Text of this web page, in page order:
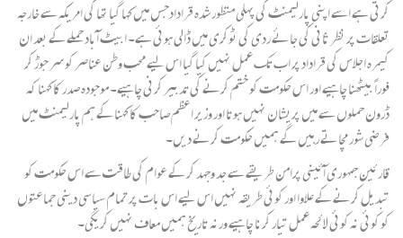
کرتی ہے اسے اپنی پارلیمنٹ کی پہلی منظور شدہ قرادادجس میں کہا گیا تھا کی امریکہ سے خارجہ
تعلقات پر نظر ثانی کی جائے ردی کی ٹوکری میں ڈالی ہوئی ہے۔ ابیٹ آباد حملے کے بعد ان
کیمرہ اجلاس کی قراداد پر اب تک عمل نہیں کیا گیا اس لیے محب وطن عناصر کو سر جوڑ کر
فوراً بیٹھنا چاہیے اور اس حکومت کو ختم کرنے کی تدبیر کرنی چاہیے۔ موجودہ صدر کا کہنا کہ
ڈرون حملوں سے میں پریشان نہیں ہوتا اور وزیر اعظم صاحب کا کہنا کے ہم پارلیمنٹ میں
فرضی شور مچاتے رہیں گے ہمیں حکومت کرنے دیں۔
قارئین جمہوری آئینی پرامن طریقے سے جد وجہد کر کے عوام کی طاقت سے اس حکومت کو
تبدیل کرنے کے علاوا اور کوئی طریقہ نہیں اس لیے اس بات پر تمام سیاسی دینی جماعتوں
کو کوئی نہ کوئی لائحہ عمل تیار کرنا چاہیے ورنہ تاریخ ہمیں معاف نہیں کریگی۔